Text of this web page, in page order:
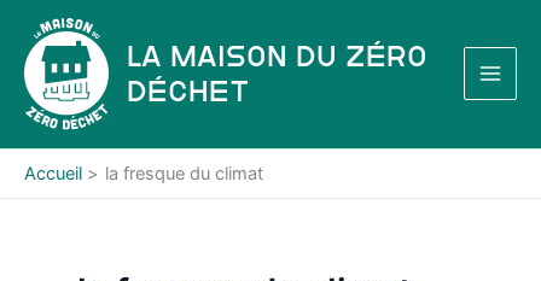
contenu
La Maison du Zéro
Déchet
Accueil la fresque du climat